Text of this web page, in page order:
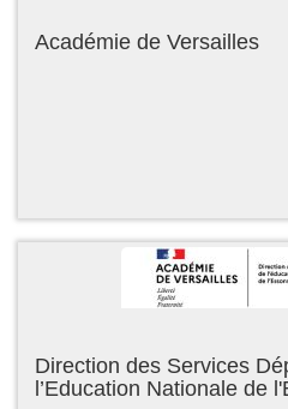
Académie de Versailles
Direction des Services
l’Education Nationale de